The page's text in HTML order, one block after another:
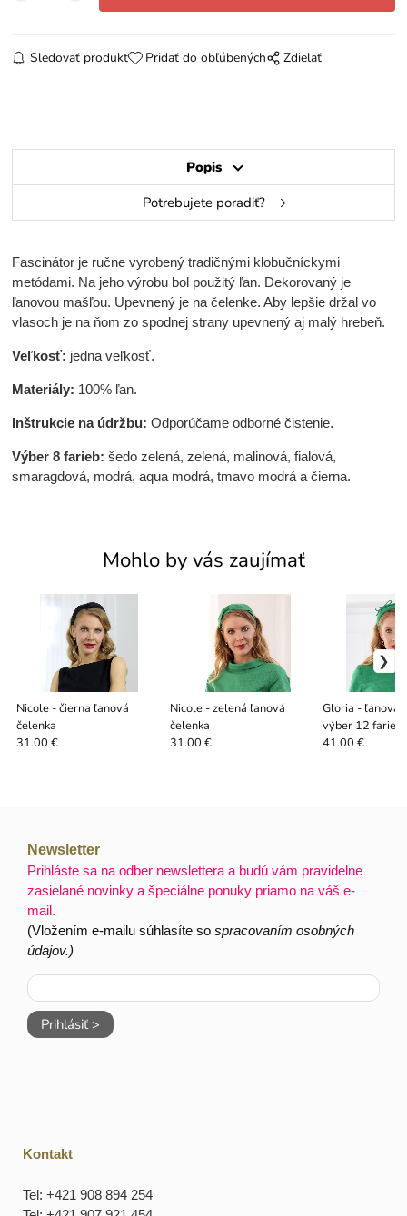
Sledovať produkt Pridať do obľúbených Zdielať
Popis
Potrebujete poradiť?
Fascinátor je ručne vyrobený tradičnými klobučníckymi
metódami. Na jeho výrobu bol použitý ľan. Dekorovaný je
ľanovou mašľou. Upevnený je na čelenke. Aby lepšie držal vo
vlasoch je na ňom zo spodnej strany upevnený aj malý hrebeň.
Veľkosť: jedna veľkosť.
Materiály: 100% ľan.
Inštrukcie na údržbu:Odporúčame odborné čistenie.
Výber 8 farieb: šedo zelená, zelená, malinová, fialová,
smaragdová, modrá, aqua modrá, tmavo modrá a čierna.
Mohlo by vás zaujímať
Nicole - čierna ľanová
čelenka
31.00 €
Nicole - zelená ľanová
čelenka
31.00 €
Gloria - ľanová
výber 12 farieb
41.00 €
Newsletter
Prihláste sa na odber newslettera a budú vám pravidelne
zasielané novinky a špeciálne ponuky priamo na váš e-
mail.
(Vložením e-mailu súhlasíte sospracovaním osobných
údajov.)
Prihlásiť >
Kontakt
Tel: +421 908 894 254